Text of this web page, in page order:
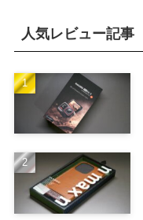
人気レビュー記事